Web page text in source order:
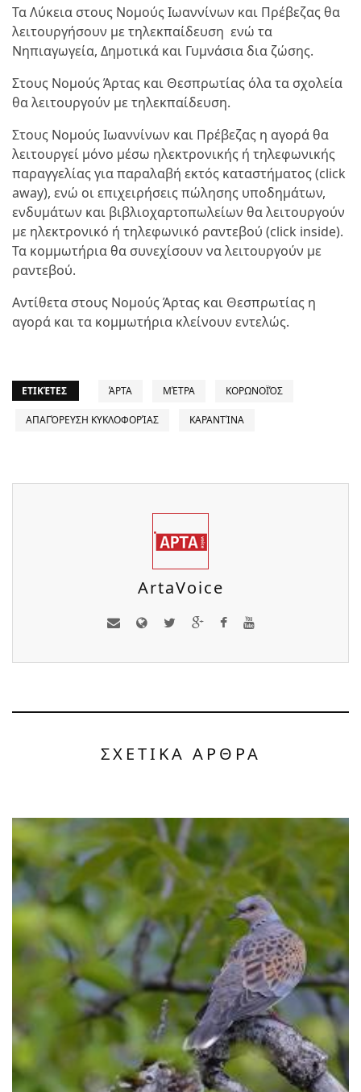
Τα Λύκεια στους Νομούς Ιωαννίνων και Πρέβεζας θα
λειτουργήσουν με τηλεκπαίδευση ενώ τα
Νηπιαγωγεία, Δημοτικά και Γυμνάσια δια ζώσης.
Στους Νομούς Άρτας και Θεσπρωτίας όλα τα σχολεία
θα λειτουργούν με τηλεκπαίδευση.
Στους Νομούς Ιωαννίνων και Πρέβεζας η αγορά θα
λειτουργεί μόνο μέσω ηλεκτρονικής ή τηλεφωνικής
παραγγελίας για παραλαβή εκτός καταστήματος (click
away), ενώ οι επιχειρήσεις πώλησης υποδημάτων,
ενδυμάτων και βιβλιοχαρτοπωλείων θα λειτουργούν
με ηλεκτρονικό ή τηλεφωνικό ραντεβού (click inside).
Τα κομμωτήρια θα συνεχίσουν να λειτουργούν με
ραντεβού.
Αντίθετα στους Νομούς Άρτας και Θεσπρωτίας η
αγορά και τα κομμωτήρια κλείνουν εντελώς.
ΕΤΙΚΈΤΕΣ ΆΡΤΑ ΜΈΤΡΑ ΚΟΡΩΝΟΪΌΣ
ΑΠΑΓΌΡΕΥΣΗ ΚΥΚΛΟΦΟΡΊΑΣ ΚΑΡΑΝΤΊΝΑ
ArtaVoice
ΣΧΕΤΙΚΑ ΑΡΘΡΑ